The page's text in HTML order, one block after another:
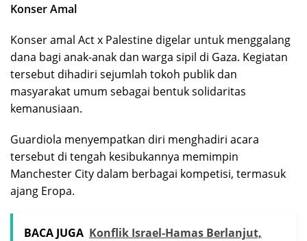
Konser Amal
Konser amal Act x Palestine digelar untuk menggalang
dana bagi anak-anak dan warga sipil di Gaza. Kegiatan
tersebut dihadiri sejumlah tokoh publik dan
masyarakat umum sebagai bentuk solidaritas
kemanusiaan.
Guardiola menyempatkan diri menghadiri acara
tersebut di tengah kesibukannya memimpin
Manchester City dalam berbagai kompetisi, termasuk
ajang Eropa.
BACA JUGA Konflik Israel-Hamas Berlanjut,